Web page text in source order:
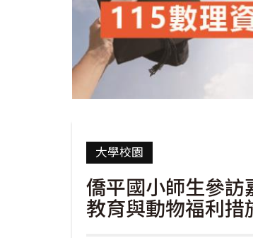
大學校園
僑平國小師生參
教育與動物福利措